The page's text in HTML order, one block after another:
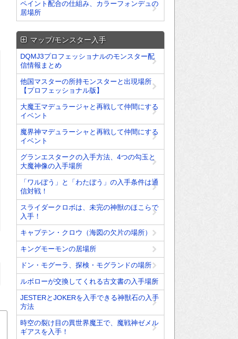
ペイント配合の仕組み、カラーフォンデュの
居場所
マップ/モンスター入手
DQMJ3プロフェッショナルのモンスター配
信情報まとめ
他国マスターの所持モンスターと出現場所
【プロフェッショナル版】
大魔王マデュラージャと再戦して仲間にする
イベント
魔界神マデュラーシャと再戦して仲間にする
イベント
グランエスタークの入手方法、4つの勾玉と
大魔神像の入手場所
「ワルぼう」と「わたぼう」の入手条件は通
信対戦！
スライダークロボは、未完の神獣のほこらで
入手！
キャプテン・クロウ（海図の欠片の場所）
キングモーモンの居場所
ドン・モグーラ、探検・モグランドの場所
ルボローが交換してくれる古文書の入手場所
JESTERとJOKERを入手できる神獣石の入手
方法
時空の裂け目の異世界魔王で、魔戦神ゼメル
ギアスを入手！